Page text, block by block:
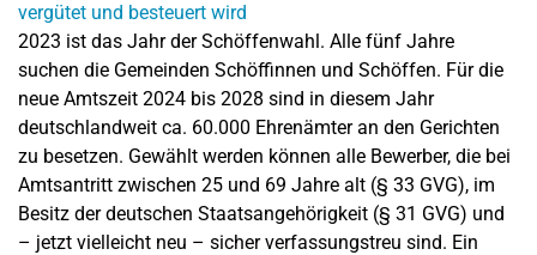
2023 ist das Jahr der Schöffenwahl. Alle fünf Jahre
suchen die Gemeinden Schöffinnen und Schöffen. Für die
neue Amtszeit 2024 bis 2028 sind in diesem Jahr
deutschlandweit ca. 60.000 Ehrenämter an den Gerichten
zu besetzen. Gewählt werden können alle Bewerber, die bei
Amtsantritt zwischen 25 und 69 Jahre alt (§ 33 GVG), im
Besitz der deutschen Staatsangehörigkeit (§ 31 GVG) und
– jetzt vielleicht neu – sicher verfassungstreu sind. Ein